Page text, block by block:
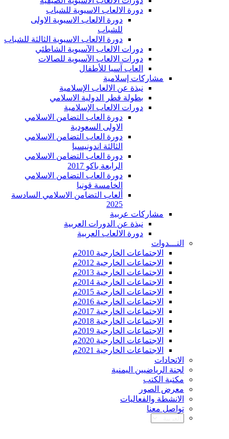
دورة الالعاب الاسيوية للشباب
دورة الالعاب الاسيوية الاولى
للشباب
دورة الالعاب الاسيوية الثالثة للشباب
دورات الالعاب الآسيوية الشاطئي
دورات الالعاب الآسيوية للصالات
العاب آسيا للأطفال
مشاركات إسلامية
نبذة عن الالعاب الإسلامية
بطولة قطر الدولية الاسلامي
دورات الالعاب الإسلامية
دورة العاب التضامن الاسلامي
الاولى السعودية
دورة العاب التضامن الاسلامي
الثالثة اندونيسيا
دورة العاب التضامن الاسلامي
الرابعة باكو 2017
دورة العاب التضامن الاسلامي
الخامسة قونيا
ألعاب التضامن الاسلامي السادسة
2025
مشاركات عربية
نبذة عن الدورات العربية
دورة الالعاب العربية
النـــدوات
الاجتماعات الخارجية 2010م
الاجتماعات الخارجية 2012م
الاجتماعات الخارجية 2013م
الاجتماعات الخارجية 2014م
الاجتماعات الخارجية 2015م
الاجتماعات الخارجية 2016م
الاجتماعات الخارجية 2017م
الاجتماعات الخارجية 2018م
الاجتماعات الخارجية 2019م
الاجتماعات الخارجية 2020م
الاجتماعات الخارجية 2021م
الاتحادات
لجنة الرياضيين اليمنية
مكتبة الكتب
معرض الصور
الانشطة والفعاليات
تواصل معنا